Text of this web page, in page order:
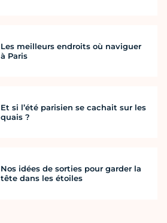
Les meilleurs endroits où naviguer
à Paris
Et si l’été parisien se cachait sur les
quais ?
Nos idées de sorties pour garder la
tête dans les étoiles